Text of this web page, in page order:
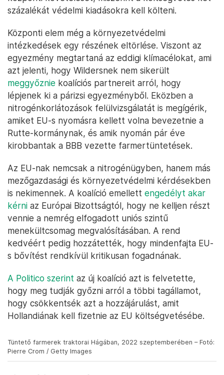
gyermekgondozást.
Biztonságpolitikai téren a koalíció ígéretet tett,
hogy fenntartják az Ukrajnának szánt katonai,
pénzügyi és egyéb támogatásokat. Ebben a
pontban tehát nem érvényesült Wilders markáns
oroszpárti álláspontja, bár az kérdés, hogy a
korábban például
F–16-os vadászgépeket
adományozóHollandia mennyire lesz a jövőben is
Ukrajna egyik leghangosabb szövetségese. A
koalíció emellett törvényi szintre emelné a NATO
központi követelését, miszerint a költségvetés két
Központi elem még a környezetvédelmi
intézkedések egy részének eltörlése. Viszont az
egyezmény megtartaná az eddigi klímacélokat, ami
azt jelenti, hogy Wildersnek nem sikerült
meggyőznie
koalíciós partnereit arról, hogy
lépjenek ki a párizsi egyezményből. Eközben a
nitrogénkorlátozások felülvizsgálatát is megígérik,
amiket EU-s nyomásra kellett volna bevezetnie a
Rutte-kormánynak, és amik nyomán pár éve
kirobbantak a BBB vezette farmertüntetések.
Az EU-nak nemcsak a nitrogénügyben, hanem más
mezőgazdasági és környezetvédelmi kérdésekben
kérniaz Európai Bizottságtól, hogy ne kelljen részt
vennie a nemrég elfogadott uniós szintű